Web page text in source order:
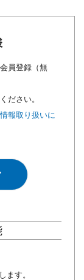
員登録（無
ださい。
報取り扱いに
ます。